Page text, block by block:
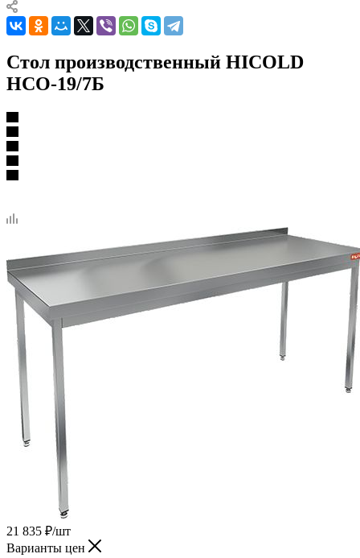
Стол производственный HICOLD
НСО-19/7Б
21 835 ₽/шт
Варианты цен